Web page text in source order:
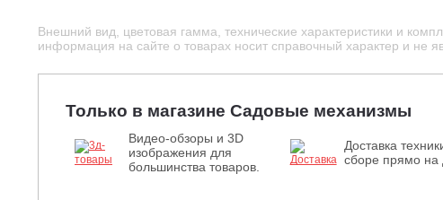
Внешний вид, цветовая гамма, технические характеристики и
информация на сайте о товарах носит справочный характер и не
Только в магазине Садовые механизмы
Видео-обзоры и 3D
изображения для
большинства товаров.
Доставка
сборе прямо на